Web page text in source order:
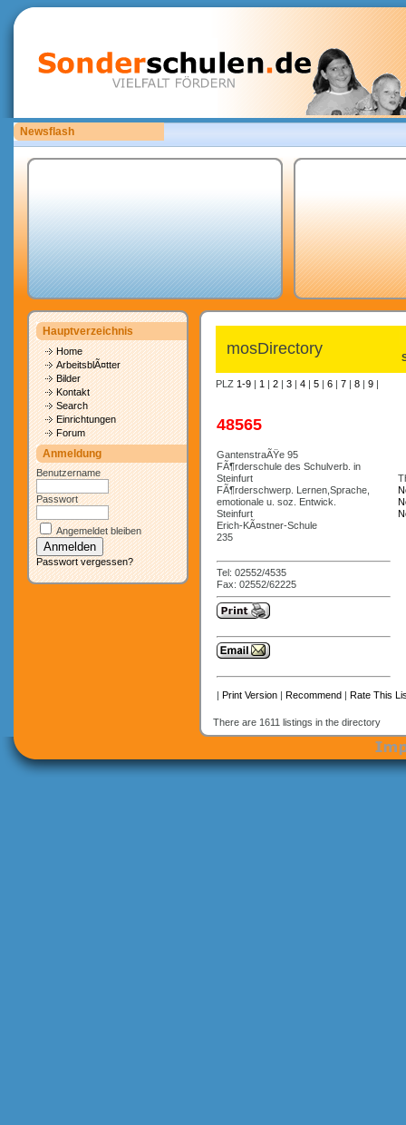
Newsflash
Sonderschulen.de ist auf der Suche nach Mitarbeitern.
Hauptverzeichnis
Home
ArbeitsblÃ¤tter
Bilder
Kontakt
Search
Einrichtungen
Forum
Anmeldung
Benutzername
Passwort
Angemeldet bleiben
Passwort vergessen?
mosDirectory
PLZ 1-9 | 1 | 2 | 3 | 4 | 5 | 6 | 7 | 8 | 9 |
48565
GantenstraÃŸe 95
FÃ¶rderschule des Schulverb. in
Steinfurt
FÃ¶rderschwerp. Lernen,Sprache,
emotionale u. soz. Entwick.
Steinfurt
Erich-KÃ¤stner-Schule
235
Tel: 02552/4535
Fax: 02552/62225
| Print Version | Recommend | Rate This
There are 1611 listings in the directory